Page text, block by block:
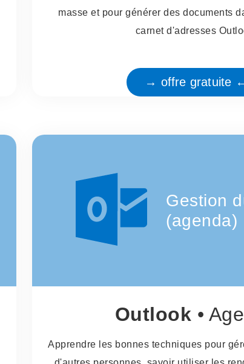
masse et pour générer des documents
carnet d'adresses
→ offre gratuite
Gestion
(agenda)
Outlook •
Apprendre les bonnes techniques pour